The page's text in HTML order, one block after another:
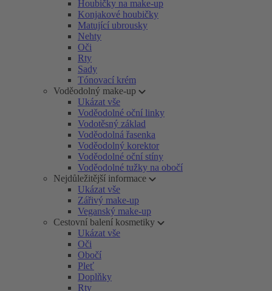
Houbičky na make-up
Konjakové houbičky
Matující ubrousky
Nehty
Oči
Rty
Sady
Tónovací krém
Voděodolný make-up
Ukázat vše
Voděodolné oční linky
Vodotěsný základ
Voděodolná řasenka
Voděodolný korektor
Voděodolné oční stíny
Voděodolné tužky na obočí
Nejdůležitější informace
Ukázat vše
Zářivý make-up
Veganský make-up
Cestovní balení kosmetiky
Ukázat vše
Oči
Obočí
Pleť
Doplňky
Rty